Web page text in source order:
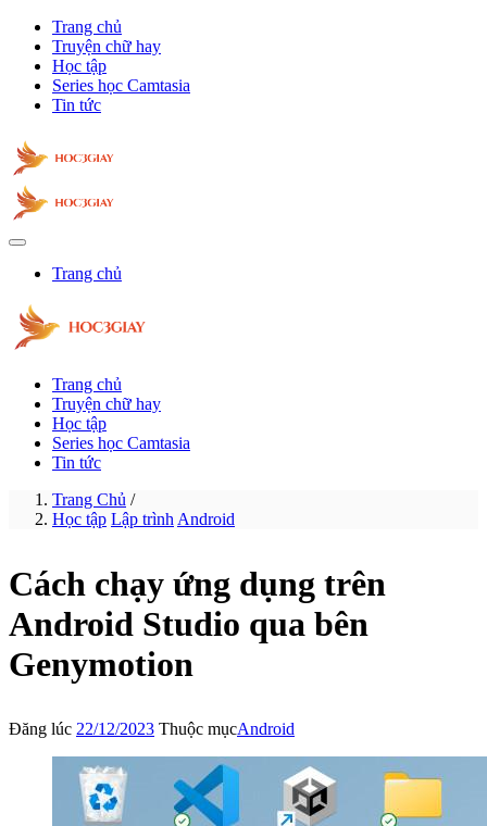
Trang chủ
Truyện chữ hay
Học tập
Series học Camtasia
Tin tức
Trang chủ
Trang chủ
Truyện chữ hay
Học tập
Series học Camtasia
Tin tức
Trang Chủ /
Học tập Lập trình Android
Cách chạy ứng dụng trên
Android Studio qua bên
Genymotion
Đăng lúc 22/12/2023 Thuộc mụcAndroid